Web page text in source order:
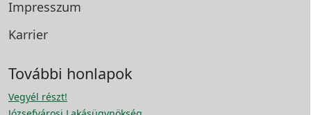
Impresszum
Karrier
További honlapok
Vegyél részt!